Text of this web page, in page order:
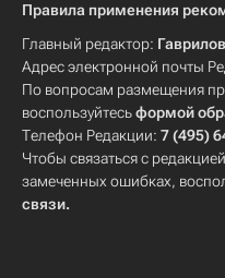
Правила применения
Главный редактор:
Адрес электронной почты
По вопросам размещения
воспользуйтесьформой
Телефон Редакции: 7 (495)
Чтобы связаться с
замеченных ошибках,
связи.